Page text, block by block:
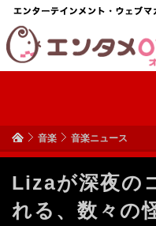
音楽 音楽ニュース
Lizaが深夜の
れる、数々の